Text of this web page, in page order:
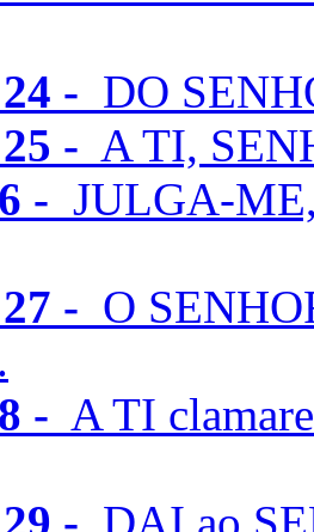
- DO
- A TI,
- JULGA-
- O
- A TI
- DAI ao